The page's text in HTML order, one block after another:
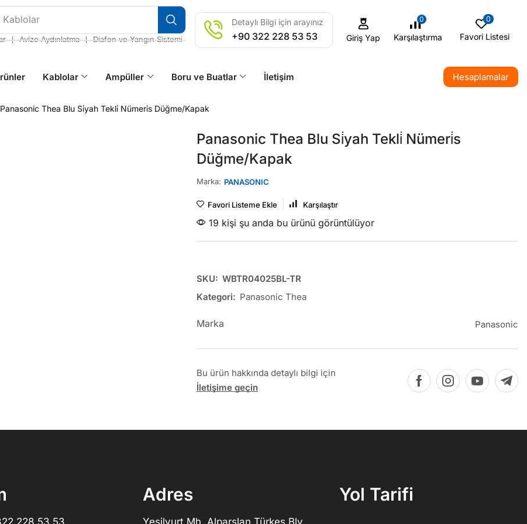
Kablolar
❘ Avize Aydınlatma ❘ Diafon ve Yangın Sistemi
Detaylı Bilgi için arayınız
+90 322 228 53 53 Giriş Yap
0
Karşılaştırma
0
Favori Listesi
Kablolar Ampüller Boru ve Buatlar İletişim Hesaplamalar
Panasonic Thea Blu Si̇yah Tekli̇ Nümeri̇s Düğme/Kapak
Panasonic Thea Blu Si̇yah Tekli̇ Nümeri̇s
Düğme/Kapak
Marka: PANASONIC
Favori Listeme Ekle Karşılaştır
19 kişi şu anda bu ürünü görüntülüyor
SKU: WBTR04025BL-TR
Kategori: Panasonic Thea
Marka Panasonic
Bu ürün hakkında detaylı bilgi için
İletişime geçin
Adres Yol Tarifi